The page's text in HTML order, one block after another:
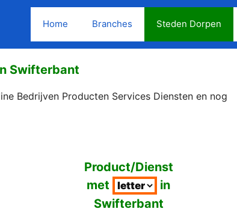
Home Branches Steden Dorpen
Swifterbant
Bedrijven Producten Services Diensten en nog
Product/Dienst
met
in
Swifterbant